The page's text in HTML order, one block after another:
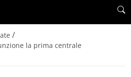
/
la prima centrale